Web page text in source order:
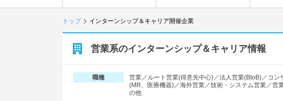
トップ インターンシップ＆キャリア開催企業
営業系のインターンシップ＆キャリア情報
職種
営業／ルート営業(得意先中心)／法人営業(BtoB)／コ
(MR、医療機器)／海外営業／技術・システム営業／営
の他